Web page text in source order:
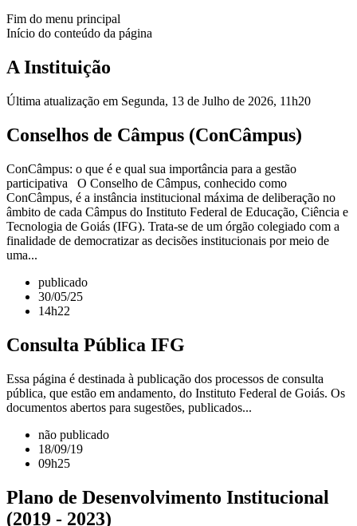
Fim do menu principal
Início do conteúdo da página
A Instituição
Última atualização em Segunda, 13 de Julho de 2026, 11h20
Conselhos de Câmpus (ConCâmpus)
ConCâmpus: o que é e qual sua importância para a gestão
participativa O Conselho de Câmpus, conhecido como
ConCâmpus, é a instância institucional máxima de deliberação no
âmbito de cada Câmpus do Instituto Federal de Educação, Ciência e
Tecnologia de Goiás (IFG). Trata-se de um órgão colegiado com a
finalidade de democratizar as decisões institucionais por meio de
uma...
publicado
30/05/25
14h22
Consulta Pública IFG
Essa página é destinada à publicação dos processos de consulta
pública, que estão em andamento, do Instituto Federal de Goiás. Os
documentos abertos para sugestões, publicados...
não publicado
18/09/19
09h25
Plano de Desenvolvimento Institucional
(2019 - 2023)